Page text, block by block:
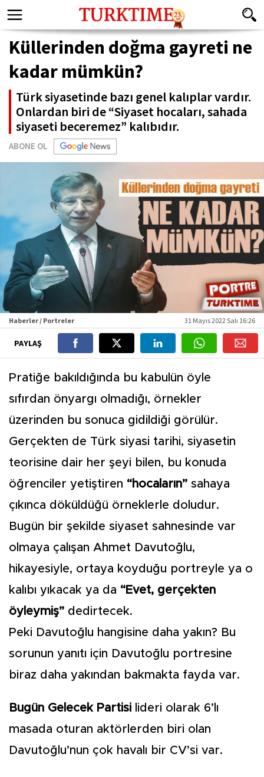
Küllerinden doğma gayreti ne
kadar mümkün?
Türk siyasetinde bazı genel kalıplar vardır.
Onlardan biri de “Siyaset hocaları, sahada
siyaseti beceremez” kalıbıdır.
ABONE OL
Haberler / Portreler 31 Mayıs 2022 Salı 16:26
PAYLAŞ
Pratiğe bakıldığında bu kabulün öyle
sıfırdan önyargı olmadığı, örnekler
üzerinden bu sonuca gidildiği görülür.
Gerçekten de Türk siyasi tarihi, siyasetin
teorisine dair her şeyi bilen, bu konuda
öğrenciler yetiştiren “hocaların” sahaya
çıkınca döküldüğü örneklerle doludur.
Bugün bir şekilde siyaset sahnesinde var
olmaya çalışan Ahmet Davutoğlu,
hikayesiyle, ortaya koyduğu portreyle ya o
kalıbı yıkacak ya da “Evet, gerçekten
öyleymiş” dedirtecek.
Peki Davutoğlu hangisine daha yakın? Bu
sorunun yanıtı için Davutoğlu portresine
biraz daha yakından bakmakta fayda var.
Bugün Gelecek Partisi lideri olarak 6’lı
masada oturan aktörlerden biri olan
Davutoğlu’nun çok havalı bir CV’si var.